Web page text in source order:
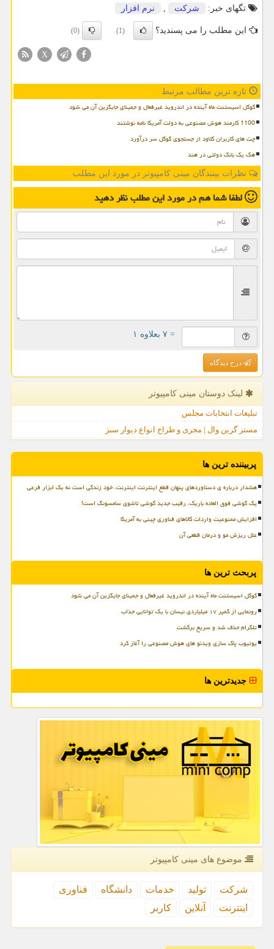
تگهای خبر:
شركت نرم افزار
این مطلب را می پسندید؟ (1)
(0)
X
تازه ترین مطالب مرتبط
گوگل اسیستنت ماه آینده در اندروید غیرفعال و جمینای جایگزین آن می شود
1100 کارمند هوش مصنوعی به دولت آمریکا نامه نوشتند
چت های کاربران کلاود از جستجوی گوگل سر درآورد
هک یک بانک دولتی در هند
نظرات بینندگان مینی کامپیوتر در مورد این مطلب
لطفا شما همدر مورد این مطلبنظر دهید
= ۷ بعلاوه ۱
درج دیدگاه
لینک دوستان مینی كامپیوتر
تبلیغات انتخابات مجلس
مستر گرین وال | مجری و طراح انواع دیوار سبز
پربیننده ترین ها
هشدار درباره ی دستاوردهای پنهان قطع اینترنت اینترنت، خود زندگی است نه یک ابزار فرعی
یک گوشی فوق العاده باریک، رقیب جدید گوشی تاشوی سامسونگ است!
افزایش ممنوعیت واردات کالاهای فناوری چینی به آمریکا
علل ریزش مو و درمان قطعی آن
پربحث ترین ها
گوگل اسیستنت ماه آینده در اندروید غیرفعال و جمینای جایگزین آن می شود
رونمایی از کمپر ۱۷ میلیاردی نیسان با یک توانایی جذاب
تلگرام حذف شد و سریع برگشت
یوتیوب پاک سازی ویدئو های هوش مصنوعی را آغاز کرد
جدیدترین ها
موضوع های مینی كامپیوتر
شركت تولید خدمات دانشگاه
فناوری
اینترنت
آنلاین كاربر